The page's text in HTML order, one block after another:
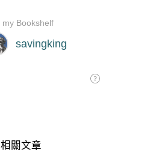
相關文章